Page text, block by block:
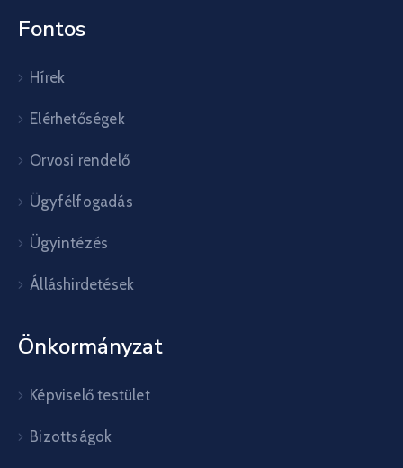
Fontos
Hírek
Elérhetőségek
Orvosi rendelő
Ügyfélfogadás
Ügyintézés
Álláshirdetések
Önkormányzat
Képviselő testület
Bizottságok